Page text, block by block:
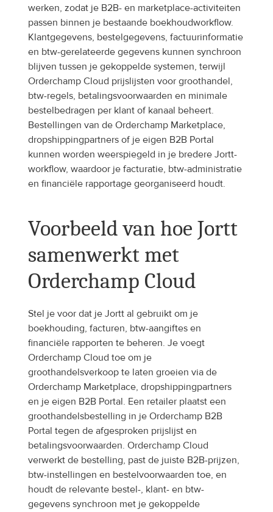
werken, zodat je B2B- en marketplace-activiteiten
passen binnen je bestaande boekhoudworkflow.
Klantgegevens, bestelgegevens, factuurinformatie
en btw-gerelateerde gegevens kunnen synchroon
blijven tussen je gekoppelde systemen, terwijl
Orderchamp Cloud prijslijsten voor groothandel,
btw-regels, betalingsvoorwaarden en minimale
bestelbedragen per klant of kanaal beheert.
Bestellingen van de Orderchamp Marketplace,
dropshippingpartners of je eigen B2B Portal
kunnen worden weerspiegeld in je bredere Jortt-
workflow, waardoor je facturatie, btw-administratie
en financiële rapportage georganiseerd houdt.
Voorbeeld van hoe Jortt
samenwerkt met
Orderchamp Cloud
Stel je voor dat je Jortt al gebruikt om je
boekhouding, facturen, btw-aangiftes en
financiële rapporten te beheren. Je voegt
Orderchamp Cloud toe om je
groothandelsverkoop te laten groeien via de
Orderchamp Marketplace, dropshippingpartners
en je eigen B2B Portal. Een retailer plaatst een
groothandelsbestelling in je Orderchamp B2B
Portal tegen de afgesproken prijslijst en
betalingsvoorwaarden. Orderchamp Cloud
verwerkt de bestelling, past de juiste B2B-prijzen,
btw-instellingen en bestelvoorwaarden toe, en
houdt de relevante bestel-, klant- en btw-
gegevens synchroon met je gekoppelde